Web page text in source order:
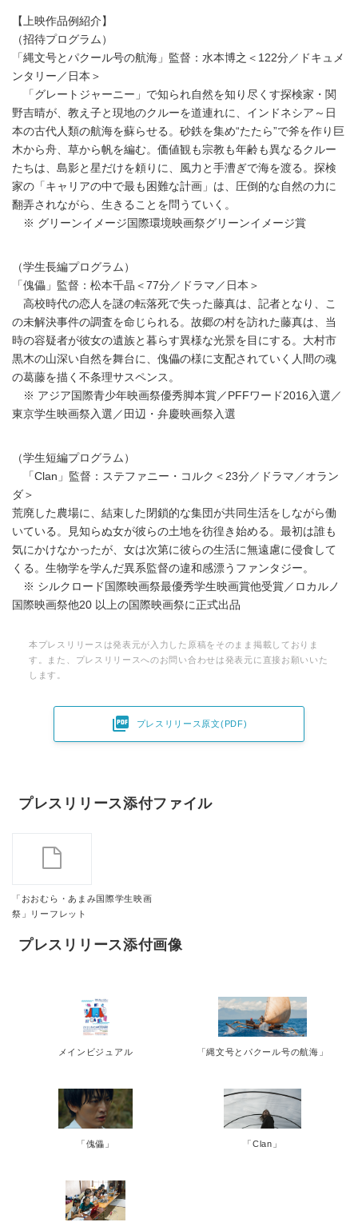
【上映作品例紹介】
（招待プログラム）
「縄文号とパクール号の航海」監督：水本博之＜122分／ドキュメ
ンタリー／日本＞
「グレートジャーニー」で知られ自然を知り尽くす探検家・関
野吉晴が、教え子と現地のクルーを道連れに、インドネシア～日
本の古代人類の航海を蘇らせる。砂鉄を集め“たたら”で斧を作り巨
木から舟、草から帆を編む。価値観も宗教も年齢も異なるクルー
たちは、島影と星だけを頼りに、風力と手漕ぎで海を渡る。探検
家の「キャリアの中で最も困難な計画」は、圧倒的な自然の力に
翻弄されながら、生きることを問うていく。
※ グリーンイメージ国際環境映画祭グリーンイメージ賞
（学生長編プログラム）
「傀儡」監督：松本千晶＜77分／ドラマ／日本＞
高校時代の恋人を謎の転落死で失った藤真は、記者となり、こ
の未解決事件の調査を命じられる。故郷の村を訪れた藤真は、当
時の容疑者が彼女の遺族と暮らす異様な光景を目にする。大村市
黒木の山深い自然を舞台に、傀儡の様に支配されていく人間の魂
の葛藤を描く不条理サスペンス。
※ アジア国際青少年映画祭優秀脚本賞／PFFワード2016入選／
東京学生映画祭入選／田辺・弁慶映画祭入選
（学生短編プログラム）
「Clan」監督：ステファニー・コルク＜23分／ドラマ／オラン
ダ＞
荒廃した農場に、結束した閉鎖的な集団が共同生活をしながら働
いている。見知らぬ女が彼らの土地を彷徨き始める。最初は誰も
気にかけなかったが、女は次第に彼らの生活に無遠慮に侵食して
くる。生物学を学んだ異系監督の違和感漂うファンタジー。
※ シルクロード国際映画祭最優秀学生映画賞他受賞／ロカルノ
国際映画祭他20 以上の国際映画祭に正式出品
本プレスリリースは発表元が入力した原稿をそのまま掲載しておりま
す。また、プレスリリースへのお問い合わせは発表元に直接お願いいた
します。
 プレスリリース原文(PDF)
プレスリリース添付ファイル
「おおむら・あまみ国際学生映画
祭」リーフレット
プレスリリース添付画像
メインビジュアル 「縄文号とパクール号の航海」
「傀儡」 「Clan」